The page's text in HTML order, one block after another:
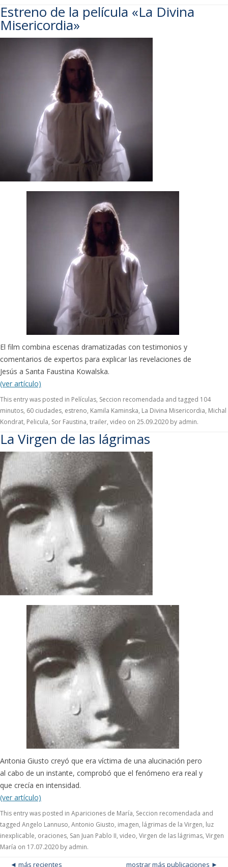
Estreno de la película «La Divina
Misericordia»
El film combina escenas dramatizadas con testimonios y
comentarios de expertos para explicar las revelaciones de
Jesús a Santa Faustina Kowalska.
(ver artículo)
This entry was posted in Películas, Seccion recomendada and tagged 104
minutos, 60 ciudades, estreno, Kamila Kaminska, La Divina Misericordia, Michal
Kondrat, Pelicula, Sor Faustina, trailer, video on 25.09.2020 by admin.
La Virgen de las lágrimas
Antonia Giusto creyó que era víctima de una alucinación pero
al cabo de un instante, comprobó que el fenómeno era real y
que crecía en intensidad.
(ver artículo)
This entry was posted in Apariciones de María, Seccion recomendada and
tagged Angelo Lannuso, Antonio Giusto, imagen, lágrimas de la Virgen, luz
inexplicable, oraciones, San Juan Pablo II, video, Virgen de las lágrimas, Virgen
María on 17.07.2020 by admin.
Post navigation
más recientes mostrar más publicaciones